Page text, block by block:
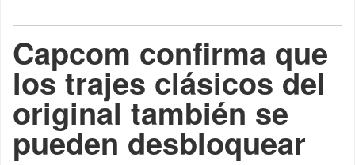
Capcom confirma que
los trajes clásicos del
original también se
pueden desbloquear